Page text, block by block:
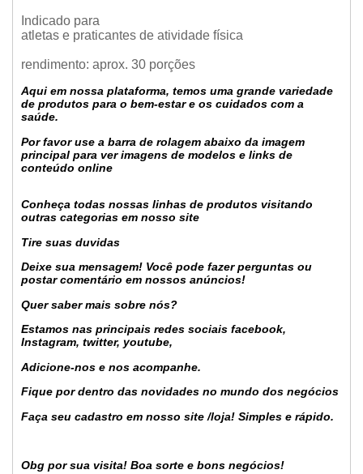
Indicado para
atletas e praticantes de atividade física
rendimento: aprox. 30 porções
Aqui em nossa plataforma, temos uma grande variedade
de produtos para o bem-estar e os cuidados com a
saúde.
Por favor use a barra de rolagem abaixo da imagem
principal para ver imagens de modelos e links de
conteúdo online
Conheça todas nossas linhas de produtos visitando
outras categorias em nosso site
Tire suas duvidas
Deixe sua mensagem! Você pode fazer perguntas ou
postar comentário em nossos anúncios!
Quer saber mais sobre nós?
Estamos nas principais redes sociais facebook,
Instagram, twitter, youtube,
Adicione-nos e nos acompanhe.
Fique por dentro das novidades no mundo dos negócios
Faça seu cadastro em nosso site /loja! Simples e rápido.
Obg por sua visita! Boa sorte e bons negócios!